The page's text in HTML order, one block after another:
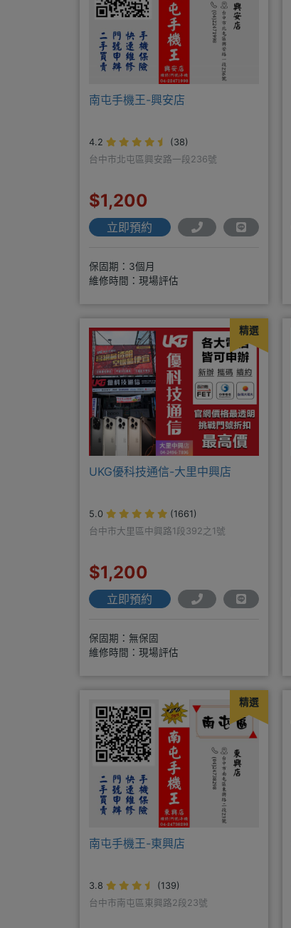
南屯手機王-興安店
4.2
(38)
台中市北屯區興安路一段236號
$1,200
立即預約
保固期：3個月
維修時間：現場評估
精選
UKG優科技通信-大里中興店
5.0
(1661)
台中市大里區中興路1段392之1號
$1,200
立即預約
保固期：無保固
維修時間：現場評估
精選
南屯手機王-東興店
3.8
(139)
台中市南屯區東興路2段23號